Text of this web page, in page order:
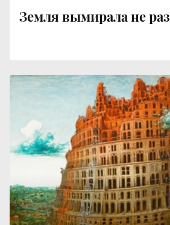
Земля вымирала не раз